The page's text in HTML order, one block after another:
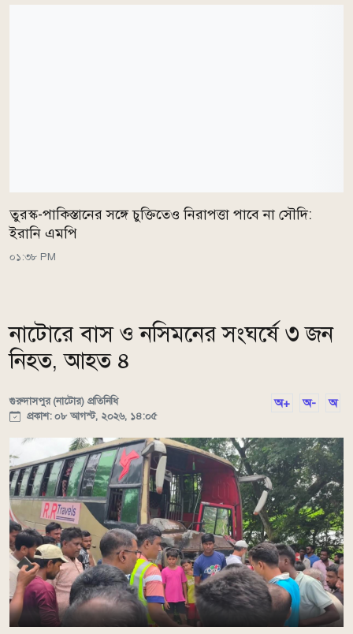
তুরস্ক-পাকিস্তানের সঙ্গে চুক্তিতেও নিরাপত্তা পাবে না সৌদি:
ইরানি এমপি
০১:৩৮ PM
নাটোরে বাস ও নসিমনের সংঘর্ষে ৩ জন
নিহত, আহত ৪
গুরুদাসপুর (নাটোর) প্রতিনিধি
প্রকাশ: ০৮ আগস্ট, ২০২৬, ১৪:০৫
অ+ অ- অ